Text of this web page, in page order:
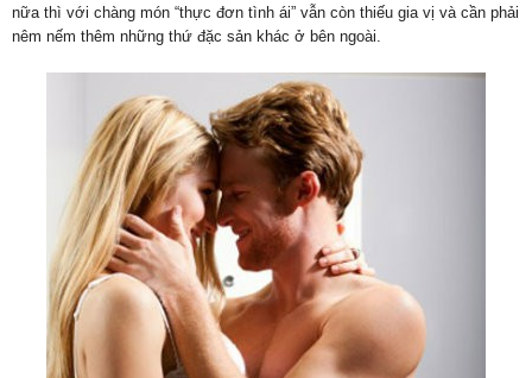
nữa thì với chàng món “thực đơn tình ái” vẫn còn thiếu gia vị và cần phải
nêm nếm thêm những thứ đặc sản khác ở bên ngoài.